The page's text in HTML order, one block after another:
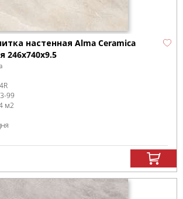
настенная Alma Ceramica
246x740x9.5
-99
м2